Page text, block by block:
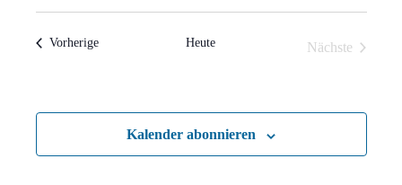
wählen.
VorherigeVeranstaltungen Heute
Nächste
Kalender abonnieren